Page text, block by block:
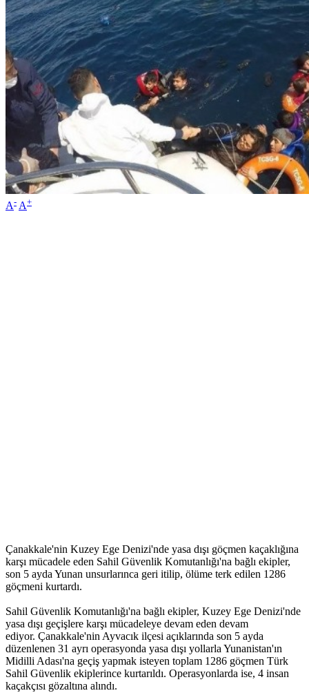
A- A+
Çanakkale'nin Kuzey Ege Denizi'nde yasa dışı göçmen kaçaklığına
karşı mücadele eden Sahil Güvenlik Komutanlığı'na bağlı ekipler,
son 5 ayda Yunan unsurlarınca geri itilip, ölüme terk edilen 1286
göçmeni kurtardı.
Sahil Güvenlik Komutanlığı'na bağlı ekipler, Kuzey Ege Denizi'nde
yasa dışı geçişlere karşı mücadeleye devam eden devam
ediyor. Çanakkale'nin Ayvacık ilçesi açıklarında son 5 ayda
düzenlenen 31 ayrı operasyonda yasa dışı yollarla Yunanistan'ın
Midilli Adası'na geçiş yapmak isteyen toplam 1286 göçmen Türk
Sahil Güvenlik ekiplerince kurtarıldı. Operasyonlarda ise, 4 insan
kaçakçısı gözaltına alındı.